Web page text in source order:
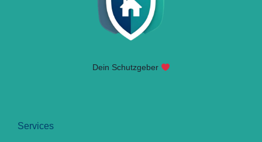
Dein Schutzgeber
Services